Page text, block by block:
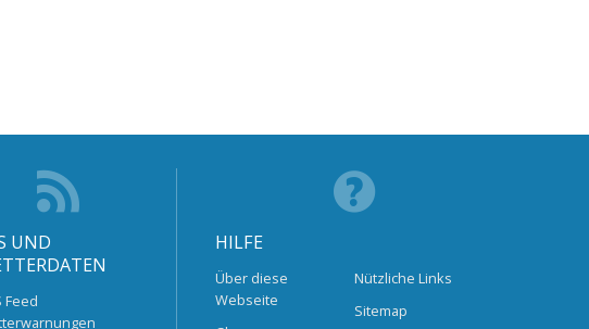
UND
Feed
HILFE
Über diese
Webseite
Nützliche Links
Sitemap